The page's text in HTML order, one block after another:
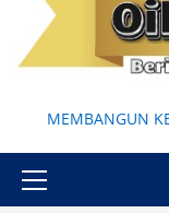
MEMBANGUN
Primary